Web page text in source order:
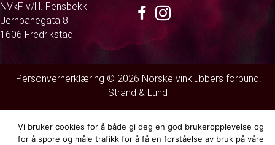
NVkF v/H. Fensbekk
Jernbanegata 8
1606 Fredrikstad
Facebook
Instagram
Personvernerklæring © 2026 Norske vinklubbers forbund.
Strand & Lund
Vi bruker cookies for å både gi deg en god brukeropplevelse og
for å spore og måle trafikk for å få en forståelse av bruk på våre